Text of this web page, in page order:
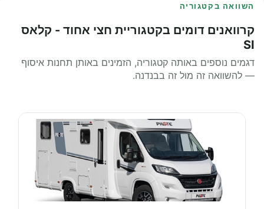
השוואה בקטגוריה
קרוואנים דומים בקטגוריית חצי אחוד - קלאס
SI
דגמים נוספים באותה קטגוריה, הזמינים באותן תחנות איסוף
— להשוואה זה מול זה בבנדנה.